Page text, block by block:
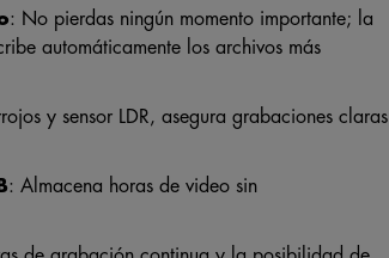
: No pierdas ningún momento importante; la
automáticamente los archivos más
y sensor LDR, asegura grabaciones claras
: Almacena horas de video sin